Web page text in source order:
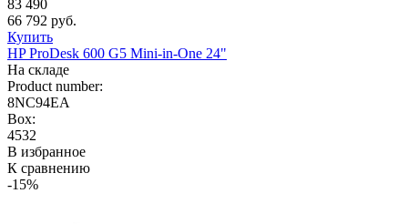
83 490
66 792 руб.
Купить
HP ProDesk 600 G5 Mini-in-One 24"
На складе
Product number:
8NC94EA
Box:
4532
В избранное
К сравнению
-15%